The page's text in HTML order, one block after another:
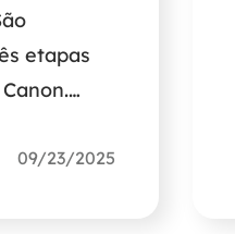
etapas
09/23/2025